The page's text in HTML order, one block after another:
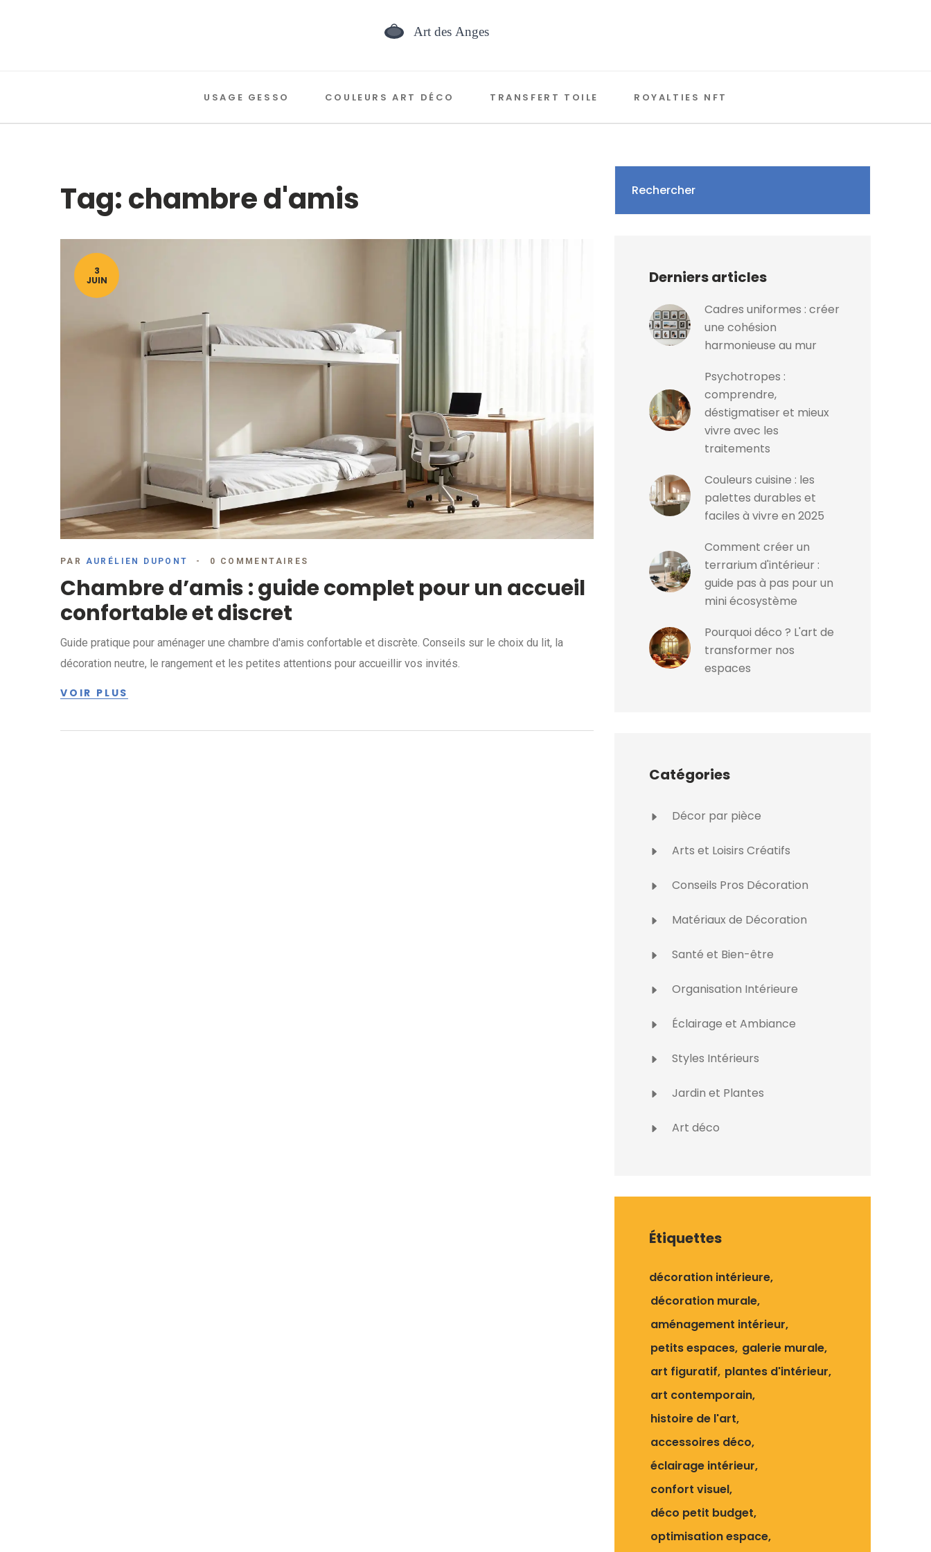
USAGE GESSO COULEURS ART DÉCO TRANSFERT TOILE ROYALTIES NFT
Tag: chambre d'amis
3
JUIN
PAR AURÉLIEN DUPONT 0 COMMENTAIRES
Chambre d’amis : guide complet pour un accueil
confortable et discret
Guide pratique pour aménager une chambre d'amis confortable et discrète. Conseils sur le choix du lit, la
décoration neutre, le rangement et les petites attentions pour accueillir vos invités.
VOIR PLUS
Rechercher
Derniers articles
Cadres uniformes : créer
une cohésion
harmonieuse au mur
Psychotropes :
comprendre,
déstigmatiser et mieux
vivre avec les
traitements
Couleurs cuisine : les
palettes durables et
faciles à vivre en 2025
Comment créer un
terrarium d'intérieur :
guide pas à pas pour un
mini écosystème
Pourquoi déco ? L'art de
transformer nos
espaces
Catégories
Décor par pièce
Arts et Loisirs Créatifs
Conseils Pros Décoration
Matériaux de Décoration
Santé et Bien-être
Organisation Intérieure
Éclairage et Ambiance
Styles Intérieurs
Jardin et Plantes
Art déco
Étiquettes
décoration intérieure
décoration murale
aménagement intérieur
petits espaces galerie murale
art figuratif plantes d'intérieur
art contemporain
histoire de l'art
accessoires déco
éclairage intérieur
confort visuel
déco petit budget
optimisation espace